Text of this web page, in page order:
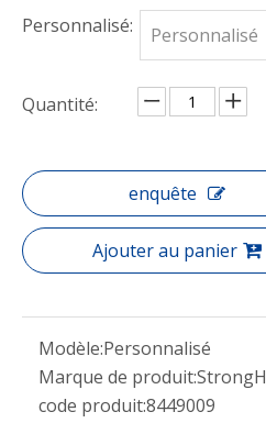
Personnalisé:
Personnalisé
Quantité:
enquête
Ajouter au panier
Modèle:Personnalisé
Marque de produit:StrongH
code produit:8449009